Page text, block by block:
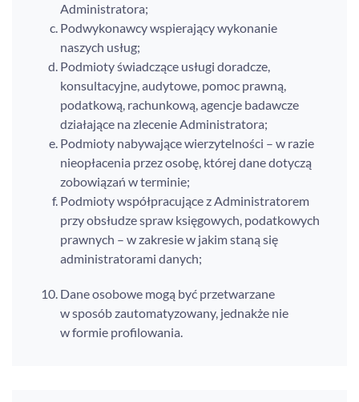
Administratora;
Podwykonawcy wspierający wykonanie
naszych usług;
Podmioty świadczące usługi doradcze,
konsultacyjne, audytowe, pomoc prawną,
podatkową, rachunkową, agencje badawcze
działające na zlecenie Administratora;
Podmioty nabywające wierzytelności – w razie
nieopłacenia przez osobę, której dane dotyczą
zobowiązań w terminie;
Podmioty współpracujące z Administratorem
przy obsłudze spraw księgowych, podatkowych
prawnych – w zakresie w jakim staną się
administratorami danych;
Dane osobowe mogą być przetwarzane
w sposób zautomatyzowany, jednakże nie
w formie profilowania.